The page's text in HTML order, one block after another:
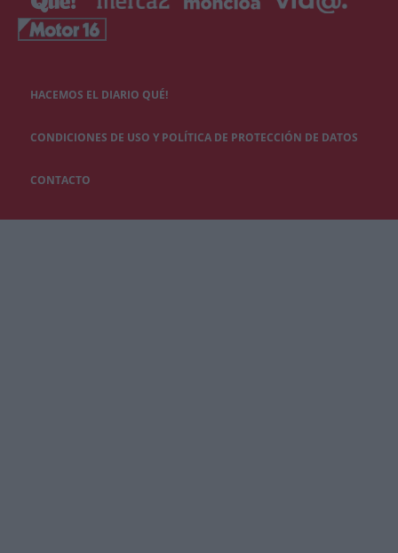
HACEMOS EL DIARIO QUÉ!
CONDICIONES DE USO Y POLÍTICA DE PROTECCIÓN DE DATOS
CONTACTO